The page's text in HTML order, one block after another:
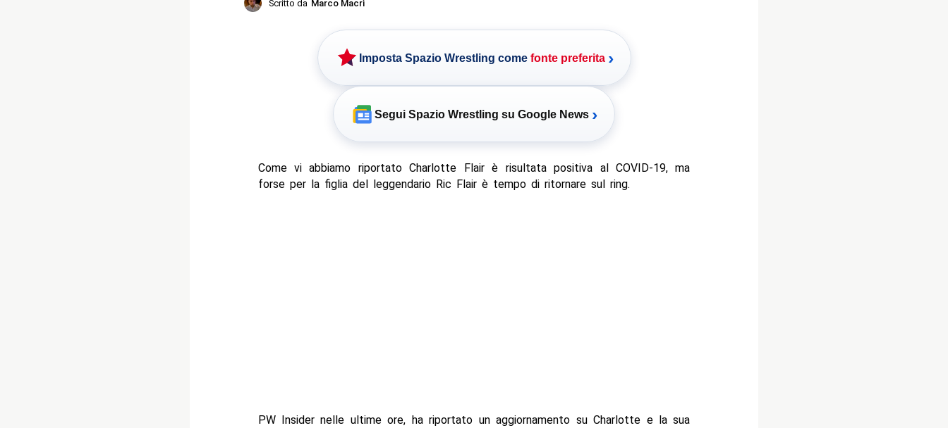
Scritto da Marco Macrì
Imposta Spazio Wrestling come fonte preferita ›
Segui Spazio Wrestling su Google News ›
Come vi abbiamo riportato Charlotte Flair è risultata positiva al COVID-19, ma
forse per la figlia del leggendario Ric Flair è tempo di ritornare sul ring.
PW Insider nelle ultime ore, ha riportato un aggiornamento su Charlotte e la sua